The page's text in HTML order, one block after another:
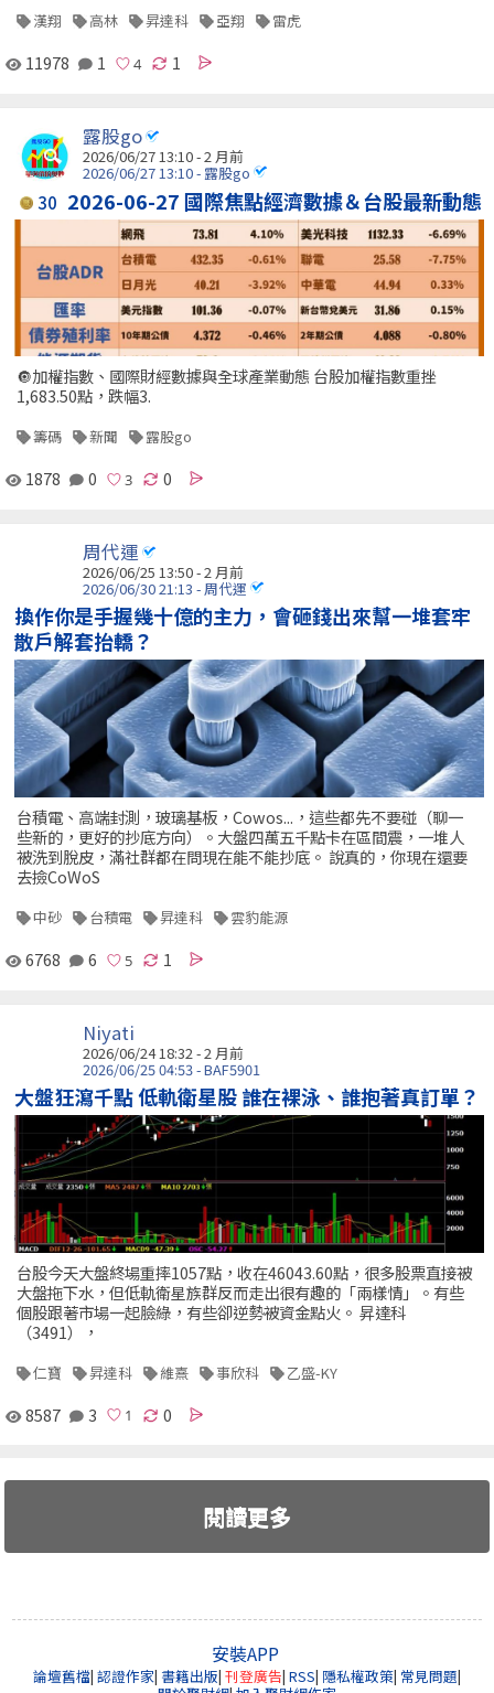
漢翔 高林 昇達科 亞翔 雷虎
11978 1 1
露股go
2026/06/27 13:10 - 2 月前
2026/06/27 13:10 - 露股go
30 2026-06-27 國際焦點經濟數據＆台股最新動態
🔘加權指數、國際財經數據與全球產業動態 台股加權指數重挫
1,683.50點，跌幅3.
籌碼 新聞 露股go
1878 0 0
周代運
2026/06/25 13:50 - 2 月前
2026/06/30 21:13 - 周代運
換作你是手握幾十億的主力，會砸錢出來幫一堆套牢
散戶解套抬轎？
台積電、高端封測，玻璃基板，Cowos...，這些都先不要碰（聊一
些新的，更好的抄底方向）。大盤四萬五千點卡在區間震，一堆人
被洗到脫皮，滿社群都在問現在能不能抄底。 說真的，你現在還要
去撿CoWoS
中砂 台積電 昇達科 雲豹能源
6768 6 1
Niyati
2026/06/24 18:32 - 2 月前
2026/06/25 04:53 - BAF5901
大盤狂瀉千點 低軌衛星股 誰在裸泳、誰抱著真訂單？
台股今天大盤終場重摔1057點，收在46043.60點，很多股票直接被
大盤拖下水，但低軌衛星族群反而走出很有趣的「兩樣情」。有些
個股跟著市場一起臉綠，有些卻逆勢被資金點火。 昇達科
（3491），
仁寶 昇達科 維熹 事欣科 乙盛-KY
8587 3 0
閱讀更多
安裝APP
論壇舊檔| 認證作家| 書籍出版| 刊登廣告| RSS| 隱私權政策| 常見問題|